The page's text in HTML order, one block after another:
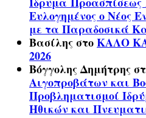
Ευλογημένος ο Νέος
με τα Παραδοσικά
ΒασίληςστοΚΑΛΟ
2026
Βόγγολης Δημήτρης
Αιγοπροβάτων και
Προβληματισμοί
Ηθικών και